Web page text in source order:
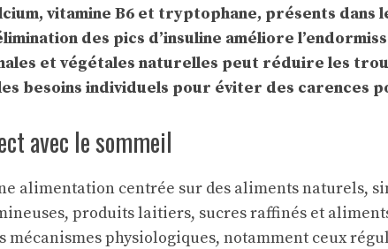
vitamine B6 et tryptophane, présents dans
des pics d’insuline améliore
et végétales naturelles peut réduire les
besoins individuels pour éviter des carences
avec le sommeil
alimentation centrée sur des aliments naturels,
produits laitiers, sucres raffinés et
physiologiques, notamment ceux